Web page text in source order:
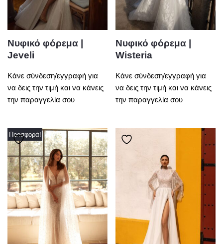
Νυφικό φόρεμα |
Jeveli
Κάνε σύνδεση/εγγραφή για
να δεις την τιμή και να κάνεις
την παραγγελία σου
Νυφικό φόρεμα |
Wisteria
Κάνε σύνδεση/εγγραφή για
να δεις την τιμή και να κάνεις
την παραγγελία σου
Προσφορά!